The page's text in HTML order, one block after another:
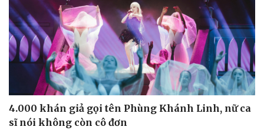
4.000 khán giả gọi tên Phùng Khánh Linh, nữ ca
sĩ nói không còn cô đơn